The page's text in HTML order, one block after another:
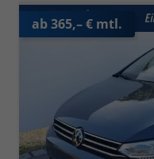
ab 365,– € mtl.